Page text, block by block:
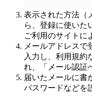
表示された方法（
ら、登録に使いた
ご利用のサイトに
メールアドレスで
入力し、利用規約
れ、「メール認証
届いたメールに書
パスワードなどを